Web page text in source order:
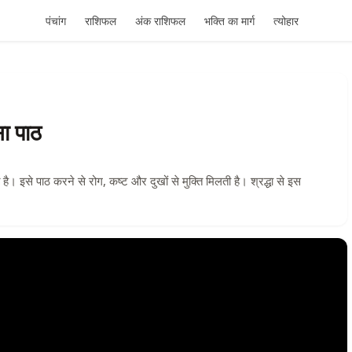
पंचांग राशिफल अंक राशिफल भक्ति का मार्ग त्योहार
पाठ
है। इसे पाठ करने से रोग, कष्ट और दुखों से मुक्ति मिलती है। श्रद्धा से इस